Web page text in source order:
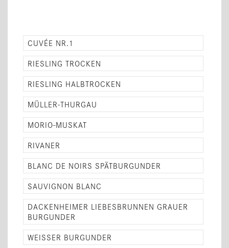
CUVÉE NR.1
RIESLING TROCKEN
RIESLING HALBTROCKEN
MÜLLER-THURGAU
MORIO-MUSKAT
RIVANER
BLANC DE NOIRS SPÄTBURGUNDER
SAUVIGNON BLANC
DACKENHEIMER LIEBESBRUNNEN GRAUER
BURGUNDER
WEISSER BURGUNDER